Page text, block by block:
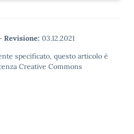
Revisione: 03.12.2021
specificato, questo articolo è
Creative Commons